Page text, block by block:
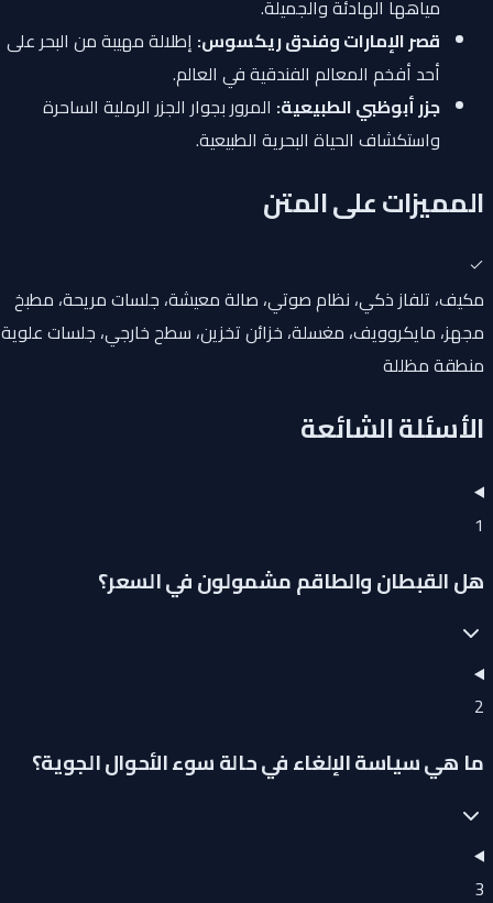
مياهها الهادئة والجميلة.
قصر الإمارات وفندق ريكسوس:إطلالة مهيبة من البحر على
أحد أفخم المعالم الفندقية في العالم.
جزر أبوظبي الطبيعية:المرور بجوار الجزر الرملية الساحرة
واستكشاف الحياة البحرية الطبيعية.
المميزات على المتن
مكيف، تلفاز ذكي، نظام صوتي، صالة معيشة، جلسات مريحة، مطبخ
مجهز، مايكروويف، مغسلة، خزائن تخزين، سطح خارجي، جلسات علوية،
منطقة مظللة
الأسئلة الشائعة
هل القبطان والطاقم مشمولون في السعر؟
ما هي سياسة الإلغاء في حالة سوء الأحوال الجوية؟